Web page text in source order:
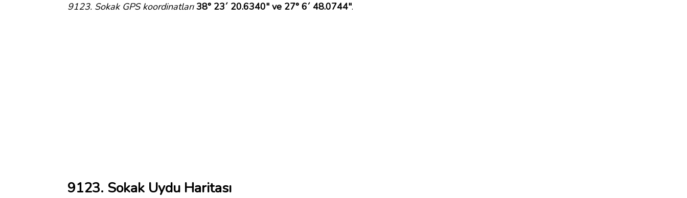
9123. Sokak GPS koordinatları 38° 23´ 20.6340" ve 27° 6´ 48.0744".
9123. Sokak Uydu Haritası